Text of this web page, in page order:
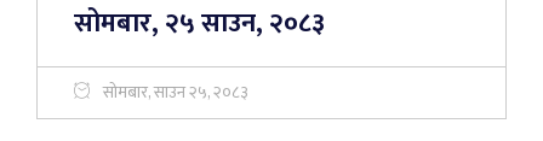
सोमबार, २५ साउन, २०८३
सोमबार, साउन २५, २०८३